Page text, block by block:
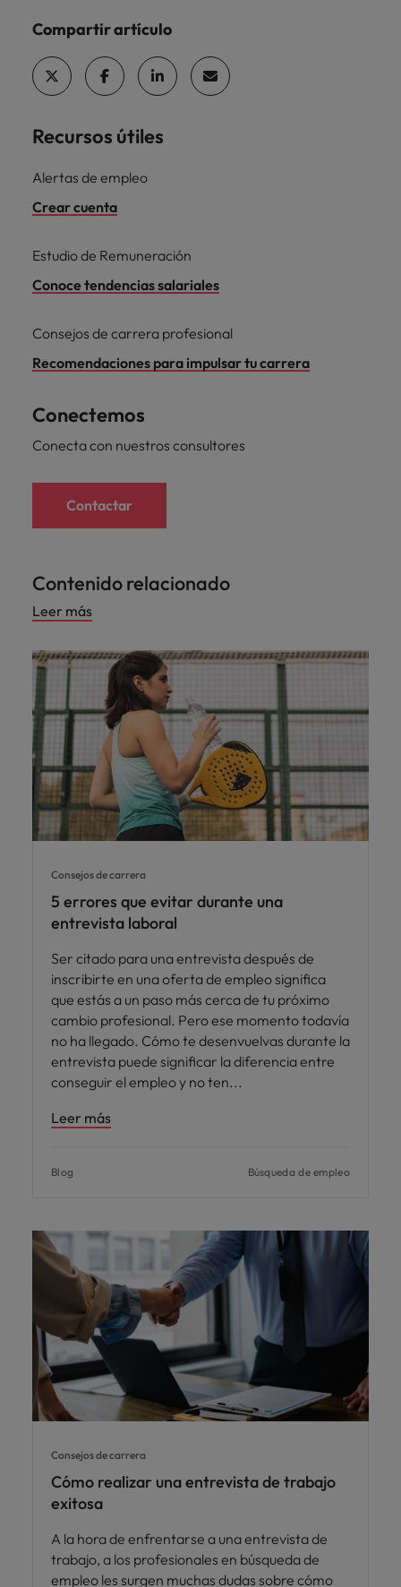
Compartir artículo
Recursos útiles
Alertas de empleo
Crear cuenta
Estudio de Remuneración
Conoce tendencias salariales
Consejos de carrera profesional
Recomendaciones para impulsar tu carrera
Conectemos
Conecta con nuestros consultores
Contactar
Contenido relacionado
Leer más
Consejos de carrera
5 errores que evitar durante una
entrevista laboral
Ser citado para una entrevista después de
inscribirte en una oferta de empleo significa
que estás a un paso más cerca de tu próximo
cambio profesional. Pero ese momento todavía
no ha llegado. Cómo te desenvuelvas durante la
entrevista puede significar la diferencia entre
conseguir el empleo y no ten
Leer más
Blog Búsqueda de empleo
Consejos de carrera
Cómo realizar una entrevista de trabajo
exitosa
A la hora de enfrentarse a una entrevista de
trabajo, a los profesionales en búsqueda de
empleo les surgen muchas dudas sobre cómo